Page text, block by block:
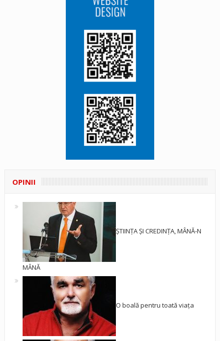
OPINII
ȘTIINȚA ȘI CREDINȚA, MÂNĂ-N
MÂNĂ
O boală pentru toată viața